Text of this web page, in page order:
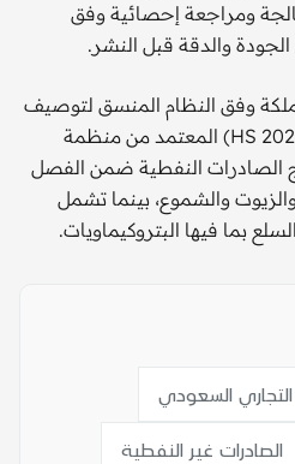
ومراجعة إحصائية وفق
والدقة قبل النشر.
وفق النظام المنسق لتوصيف
السلع الأساسية وترميزها (HS 2022) المعتمد من منظمة
الصادرات النفطية ضمن الفصل
والزيوت والشموع، بينما تشمل
بما فيها البتروكيماويات.
السعودي
الصادرات غير النفطية